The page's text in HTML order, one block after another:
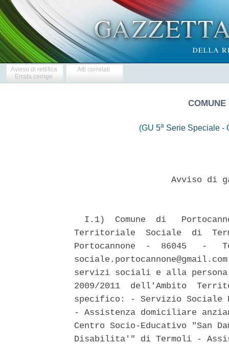
Avviso di rettifica
Errata corrige
Atti correlati
COMUNE
(GU 5a Serie Speciale -
Avviso di
I.1)  Comune  di
Territoriale  Sociale  di
Portocannone  -  86045   -
servizi sociali e alla
2009/2011  dell'Ambito
specifico: - Servizio Sociale
- Assistenza domiciliare
Centro Socio-Educativo "San
Disabilita'" di Termoli -